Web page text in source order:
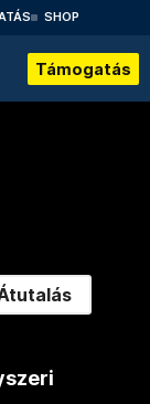
SHOP
Támogatás